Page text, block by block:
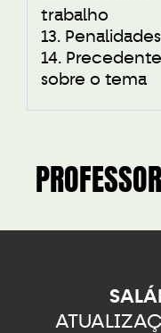
trabalho
13.
14.
sobre o tema